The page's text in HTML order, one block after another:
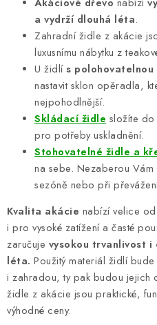
a vydrží dlouhá léta.
Zahradní židle z akácie
luxusnímu nábytku z
U židlís polohovatelnou
nastavit sklon opěradla,
nejpohodlnější.
Skládací židle složíte do
pro potřeby uskladnění.
Stohovatelné židle a
na sebe. Nezaberou
sezóně nebo při
Kvalita akácie nabízí velice
i pro vysoké zatížení a časté
zaručuje vysokou trvanlivost i
léta. Použitý materiál židlí
i zahradou, ty pak budou jejich
židle z akácie jsou praktické,
výhodné ceny.